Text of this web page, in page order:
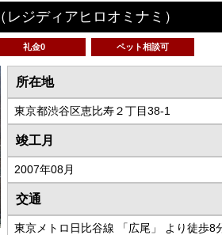
（レジディアヒロオミナミ）
礼金0 ペット相談可
所在地
東京都渋谷区恵比寿２丁目38-1
竣工月
2007年08月
交通
東京メトロ日比谷線 「広尾」 より徒歩8